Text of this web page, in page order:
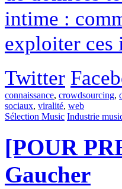
intime :
exploiter ces
Twitter
connaissance, crowdsourcing,
sociaux, viralité, web
Sélection Music Industrie
[POUR
Gaucher